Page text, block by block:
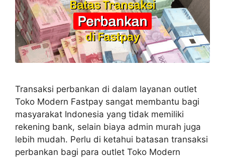
Transaksi perbankan di dalam layanan outlet
Toko Modern Fastpay sangat membantu bagi
masyarakat Indonesia yang tidak memiliki
rekening bank, selain biaya admin murah juga
lebih mudah. Perlu di ketahui batasan transaksi
perbankan bagi para outlet Toko Modern